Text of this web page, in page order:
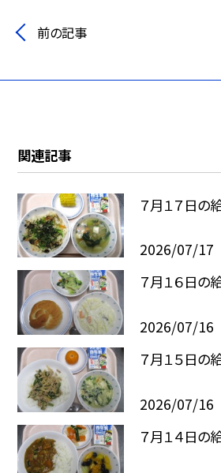
前の記事
関連記事
７月１７日の
2026/07/17
７月１６日の
2026/07/16
７月１５日の
2026/07/16
７月１４日の